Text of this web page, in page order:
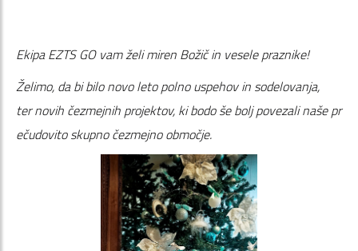
Ekipa EZTS GO vam želi miren Božič in vesele praznike!
Želimo, da bi bilo novo leto polno uspehov in sodelovanja,
ter novih čezmejnih projektov, ki bodo še bolj povezali naše pr
ečudovito skupno čezmejno območje.